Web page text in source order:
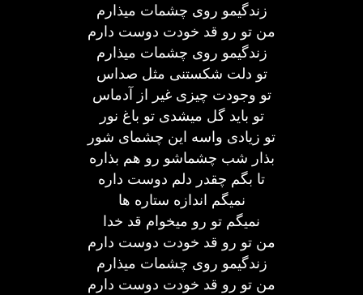
زندگیمو روی چشمات میذارم
من تو رو قد خودت دوست دارم
زندگیمو روی چشمات میذارم
تو دلت شکستنی مثل صداس
تو وجودت چیزی غیر از آدماس
تو باید گل میشدی تو باغ نور
تو زیادی واسه این چشمای شور
بذار شب چشماشو رو هم بذاره
تا بگم چقدر دلم دوست داره
نمیگم اندازه ستاره ها
نمیگم تو رو میخوام قد خدا
من تو رو قد خودت دوست دارم
زندگیمو روی چشمات میذارم
من تو رو قد خودت دوست دارم